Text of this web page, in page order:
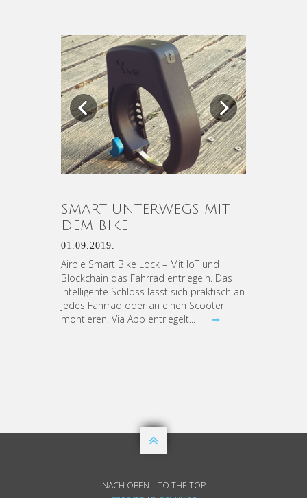
Previous Next
SMART UNTERWEGS MIT
DEM BIKE
01.09.2019.
Airbie Smart Bike Lock – Mit IoT und
Blockchain das Fahrrad entriegeln. Das
intelligente Schloss lässt sich praktisch an
jedes Fahrrad oder an einen Scooter
montieren. Via App entriegelt...

NACH OBEN – TO THE TOP